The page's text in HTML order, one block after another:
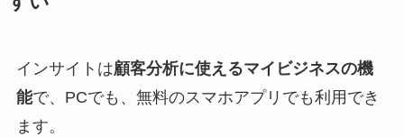
インサイトは顧客分析に使えるマイビジネスの機
能で、PCでも、無料のスマホアプリでも利用でき
ます。